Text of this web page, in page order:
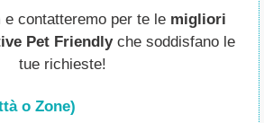
e contatteremo per te le migliori
Pet Friendlyche soddisfano le
tue richieste!
o Zone)